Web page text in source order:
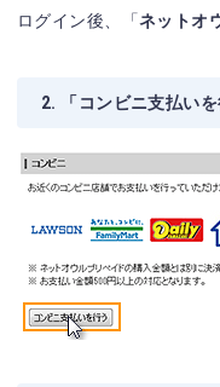
ログイン後、「ネットオ
2. 「コンビニ支払い